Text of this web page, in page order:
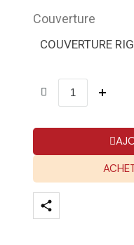
Couverture
COUVERTURE